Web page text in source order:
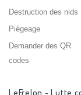
Destruction des nids
Piégeage
Demander des QR
codes
LeFrelon - Lutte